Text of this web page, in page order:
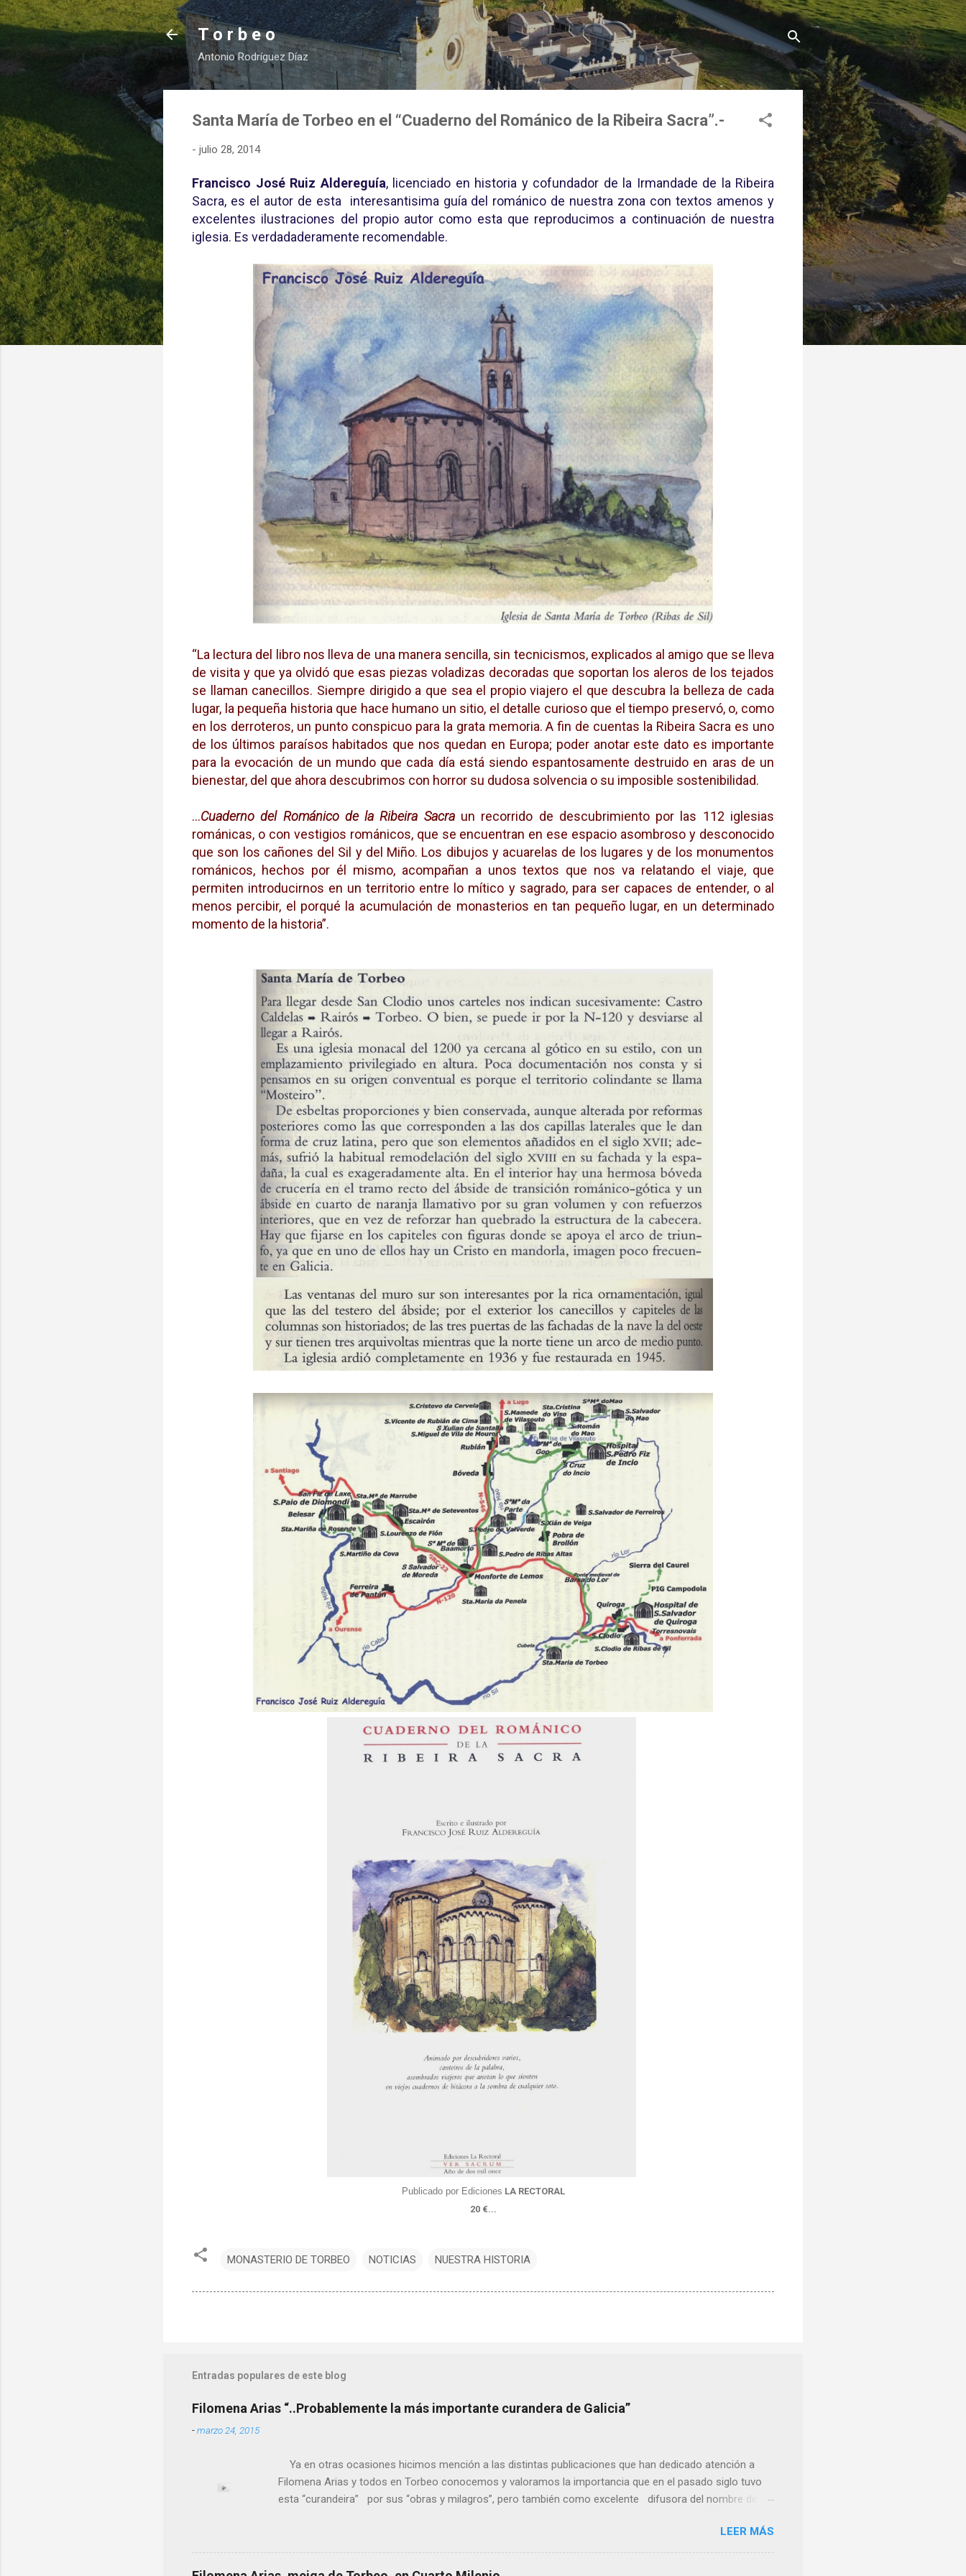
Ir al contenido principal
T o r b e o
Antonio Rodríguez Díaz
Santa María de Torbeo en el “Cuaderno del Románico de la Ribeira Sacra”.-
- julio 28, 2014
Francisco José Ruiz Aldereguía, licenciado en historia y cofundador de la Irmandade de la Ribeira
Sacra, es el autor de esta interesantisima guía del románico de nuestra zona con textos amenos y
excelentes ilustraciones del propio autor como esta que reproducimos a continuación de nuestra
iglesia. Es verdadaderamente recomendable.
“La lectura del libro nos lleva de una manera sencilla, sin tecnicismos, explicados al amigo que se lleva
de visita y que ya olvidó que esas piezas voladizas decoradas que soportan los aleros de los tejados
se llaman canecillos. Siempre dirigido a que sea el propio viajero el que descubra la belleza de cada
lugar, la pequeña historia que hace humano un sitio, el detalle curioso que el tiempo preservó, o, como
en los derroteros, un punto conspicuo para la grata memoria. A fin de cuentas la Ribeira Sacra es uno
de los últimos paraísos habitados que nos quedan en Europa; poder anotar este dato es importante
para la evocación de un mundo que cada día está siendo espantosamente destruido en aras de un
bienestar, del que ahora descubrimos con horror su dudosa solvencia o su imposible sostenibilidad.
…Cuaderno del Románico de la Ribeira Sacra un recorrido de descubrimiento por las 112 iglesias
románicas, o con vestigios románicos, que se encuentran en ese espacio asombroso y desconocido
que son los cañones del Sil y del Miño. Los dibujos y acuarelas de los lugares y de los monumentos
románicos, hechos por él mismo, acompañan a unos textos que nos va relatando el viaje, que
permiten introducirnos en un territorio entre lo mítico y sagrado, para ser capaces de entender, o al
menos percibir, el porqué la acumulación de monasterios en tan pequeño lugar, en un determinado
momento de la historia”.
Publicado por Ediciones LA RECTORAL
20 €...
MONASTERIO DE TORBEO NOTICIAS NUESTRA HISTORIA
Entradas populares de este blog
Filomena Arias “..Probablemente la más importante curandera de Galicia”
-marzo 24, 2015
Ya en otras ocasiones hicimos mención a las distintas publicaciones que han dedicado atención a
Filomena Arias y todos en Torbeo conocemos y valoramos la importancia que en el pasado siglo tuvo
esta “curandeira” por sus “obras y milagros”, pero también como excelente difusora del nombre de
más importante curandera de Galicia” . En esta ocasión retomamos el tema para hacer mención a
ANTON PATIÑO REGUEIRA (ya fallecido) cuyo empeño por estudiar y dar a conocer a esta “sabia” y por
ende a Torbeo no le fue nunca suficientemente reconocido. También reproducimos integro el articulo
LEER MÁS